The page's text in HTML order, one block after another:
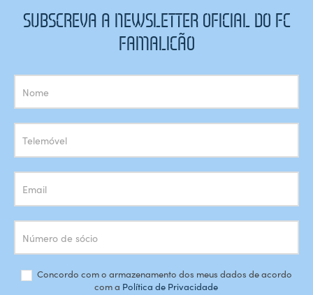
SUBSCREVA A NEWSLETTER OFICIAL DO FC
FAMALICÃO
Subscrição
Newsletter
Concordo com o armazenamento dos meus dados de acordo
com a Política de Privacidade